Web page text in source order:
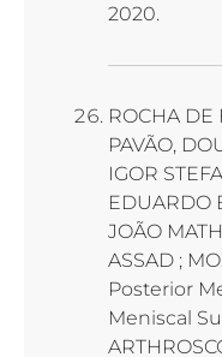
2020.
ROCHA DE
PAVÃO,
IGOR
EDUARDO
JOÃO
ASSAD ;
Posterior
Meniscal